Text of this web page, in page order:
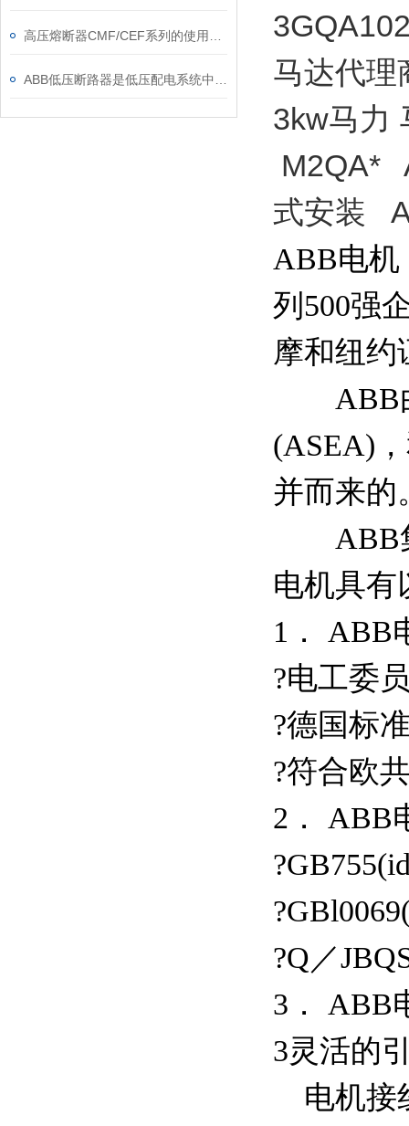
马达代
3kw马力
M2QA*
式安装
ABB电
列500强
摩和纽约
ABB由
(ASEA)
并而来的
ABB集
电机具有
1． ABB
?电工委
?德国标
?符合欧
2． ABB
?Q／
3． ABB
3灵活的
电机接